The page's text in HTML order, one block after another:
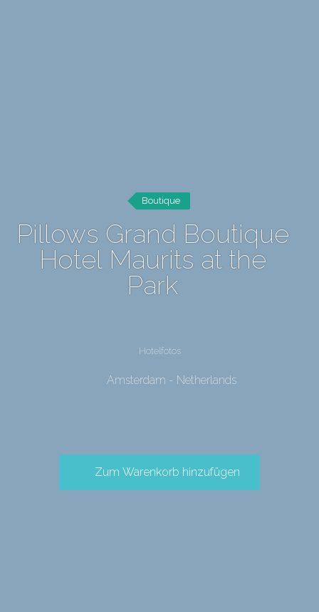
Boutique
Pillows Grand Boutique
Hotel Maurits at the
Park
Hotelfotos
Amsterdam - Netherlands